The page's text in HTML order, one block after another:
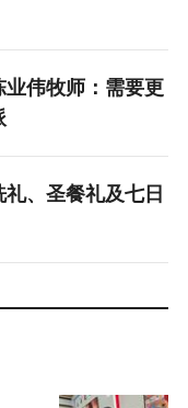
伟牧师：需要更
、圣餐礼及七日